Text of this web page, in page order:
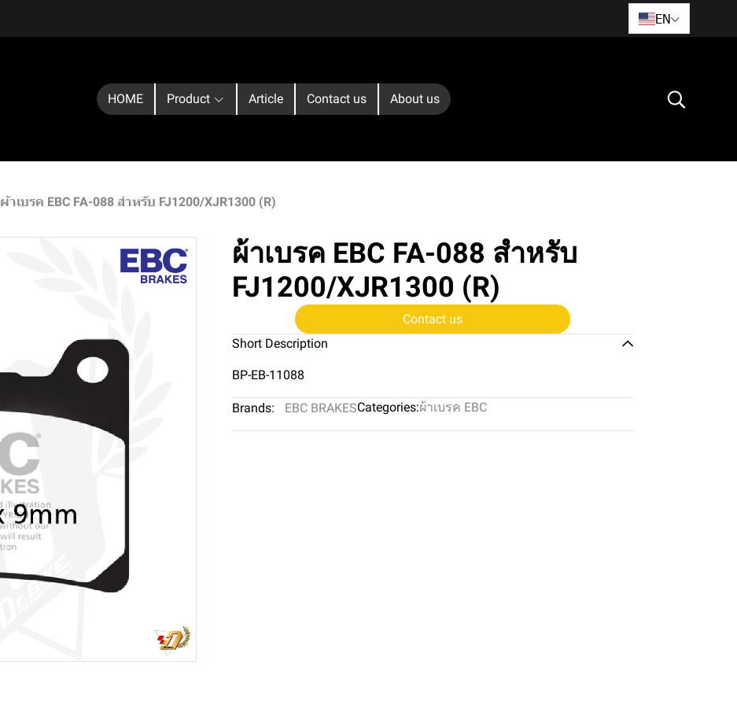
EN
HOME Product Article Contact us About us
ผ้าเบรค EBC FA-088 สำหรับ FJ1200/XJR1300 (R)
ผ้าเบรค EBC FA-088 สำหรับ
FJ1200/XJR1300 (R)
Contact us
Short Description
BP-EB-11088
Brands: EBC BRAKESCategories:ผ้าเบรค EBC